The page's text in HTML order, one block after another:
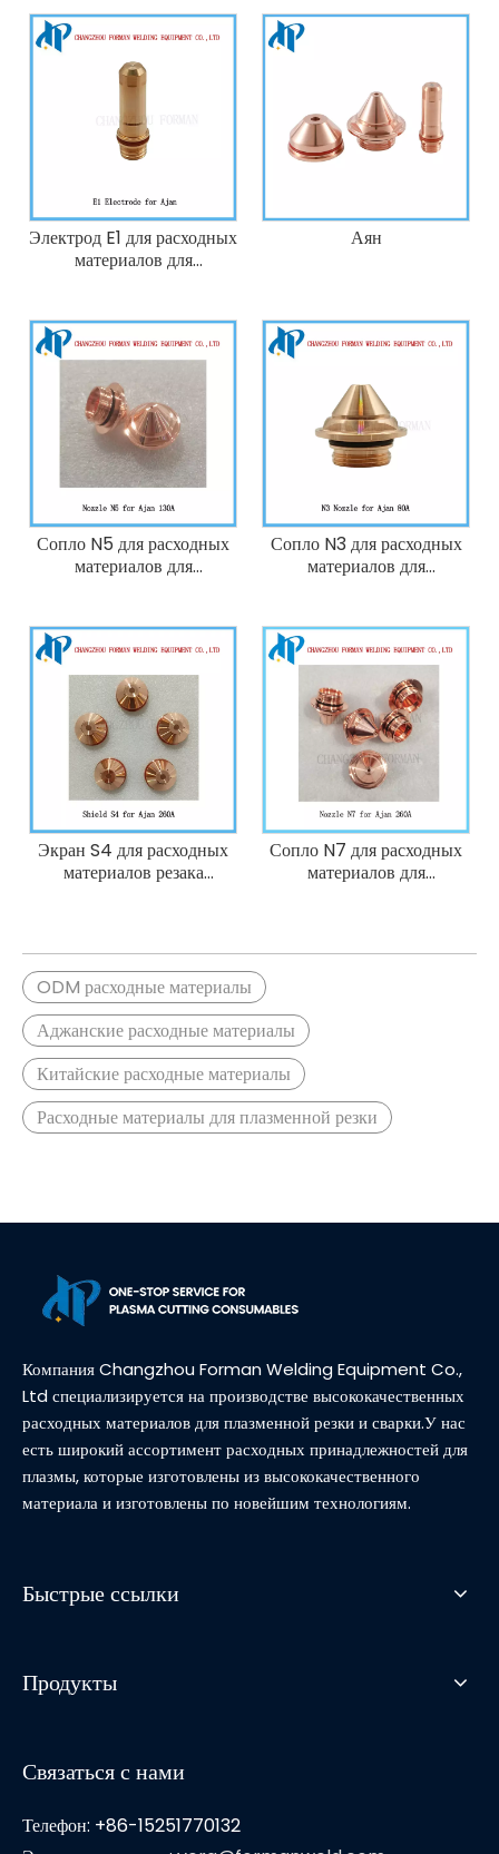
Электрод E1 для расходных
материалов для
Аян
Сопло N5 для расходных
материалов для
Сопло N3 для расходных
материалов для
Экран S4 для расходных
материалов резака
Сопло N7 для расходных
материалов для
ODM расходные материалы
Аджанские расходные материалы
Китайские расходные материалы
Расходные материалы для плазменной резки
Компания Changzhou Forman Welding Equipment Co.,
Ltd специализируется на производстве высококачественных
расходных материалов для плазменной резки и сварки.У нас
есть широкий ассортимент расходных принадлежностей для
плазмы, которые изготовлены из высококачественного
материала и изготовлены по новейшим технологиям.
Быстрые ссылки
Продукты
Связаться с нами
Телефон: +86-15251770132